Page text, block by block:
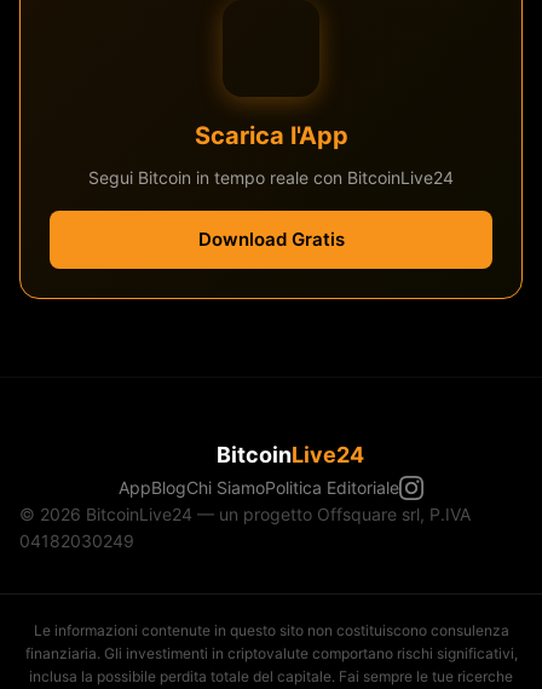
Scarica l'App
Segui Bitcoin in tempo reale con BitcoinLive24
Download Gratis
BitcoinLive24
AppBlogChi SiamoPolitica Editoriale
© 2026 BitcoinLive24 — un progetto Offsquare srl, P.IVA
04182030249
Le informazioni contenute in questo sito non costituiscono consulenza
finanziaria. Gli investimenti in criptovalute comportano rischi significativi,
inclusa la possibile perdita totale del capitale. Fai sempre le tue ricerche